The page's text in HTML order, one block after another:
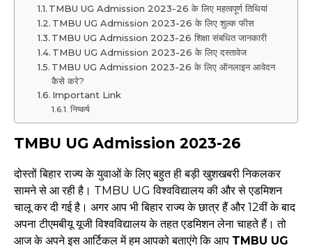
TMBU UG Admission 2023-26 के लिए महत्वपूर्ण तिथियां
TMBU UG Admission 2023-26 के लिए शुल्क फीस
TMBU UG Admission 2023-26 शिक्षा संबधित जानकारी
TMBU UG Admission 2023-26 के लिए दस्तावेज
TMBU UG Admission 2023-26 के लिए ऑनलाइन आवेदन
कैसे करे?
Important Link
निष्कर्ष
TMBU UG Admission 2023-26
दोस्तों बिहार राज्य के युवाओं के लिए बहुत ही बड़ी खुशखबरी निकलकर
सामने से आ रही है। TMBU UG विश्वविद्यालय की और से एडमिशन
चालू कर दी गई है। अगर आप भी बिहार राज्य के छात्र हैं और 12वीं के बाद
अपना टीएमबीयू यूजी विश्वविद्यालय के तहत एडमिशन लेना चाहते हैं। तो
आज के अपने इस आर्टिकल में हम आपको बताएंगे कि आप TMBU UG